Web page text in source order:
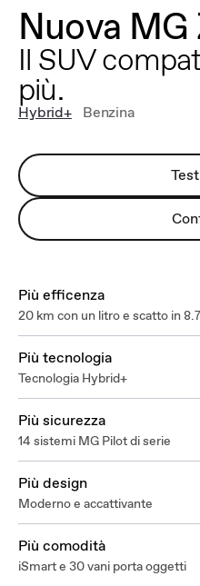
Nuova
Il SUV
più.
Hybrid+ Benzina
Più efficenza
20 km con un litro e scatto in
Più tecnologia
Tecnologia Hybrid+
Più sicurezza
14 sistemi MG Pilot di serie
Più design
Moderno e accattivante
Più comodità
iSmart e 30 vani porta oggetti